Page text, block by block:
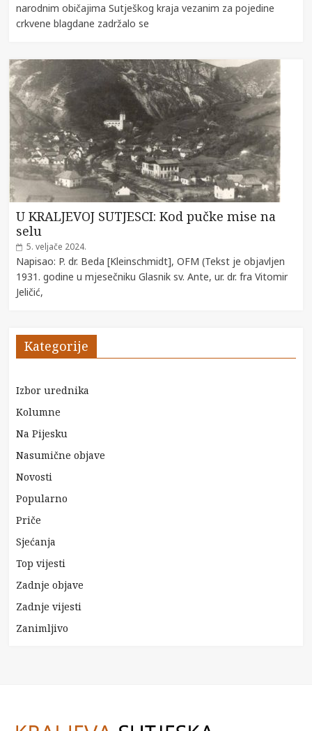
narodnim običajima Sutješkog kraja vezanim za pojedine
crkvene blagdane zadržalo se
U KRALJEVOJ SUTJESCI: Kod pučke mise na
selu
5. veljače 2024.
Napisao: P. dr. Beda [Kleinschmidt], OFM (Tekst je objavljen
1931. godine u mjesečniku Glasnik sv. Ante, ur. dr. fra Vitomir
Jeličić,
Kategorije
Izbor urednika
Kolumne
Na Pijesku
Nasumične objave
Novosti
Popularno
Priče
Sjećanja
Top vijesti
Zadnje objave
Zadnje vijesti
Zanimljivo